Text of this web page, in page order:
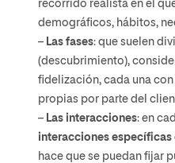
recorrido realista en el
demográficos, hábitos,
– Las fases: que suelen
(descubrimiento),
fidelización, cada una
propias por parte del
– Las interacciones: en
interacciones específicas
hace que se puedan fijar